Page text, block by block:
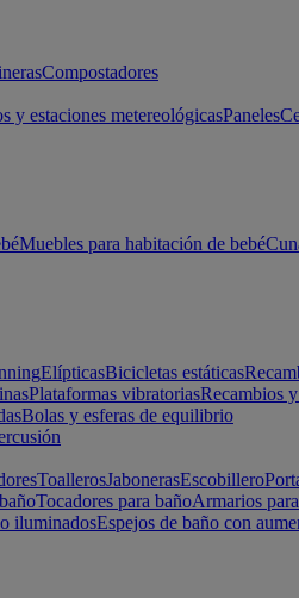
Compostadores
y estaciones metereológicasPaneles
Muebles para habitación de bebé
ElípticasBicicletas estáticas
Plataformas vibratoriasRecambios
Bolas y esferas de equilibrio
ToallerosJabonerasEscobillero
Tocadores para bañoArmarios
iluminadosEspejos de baño con